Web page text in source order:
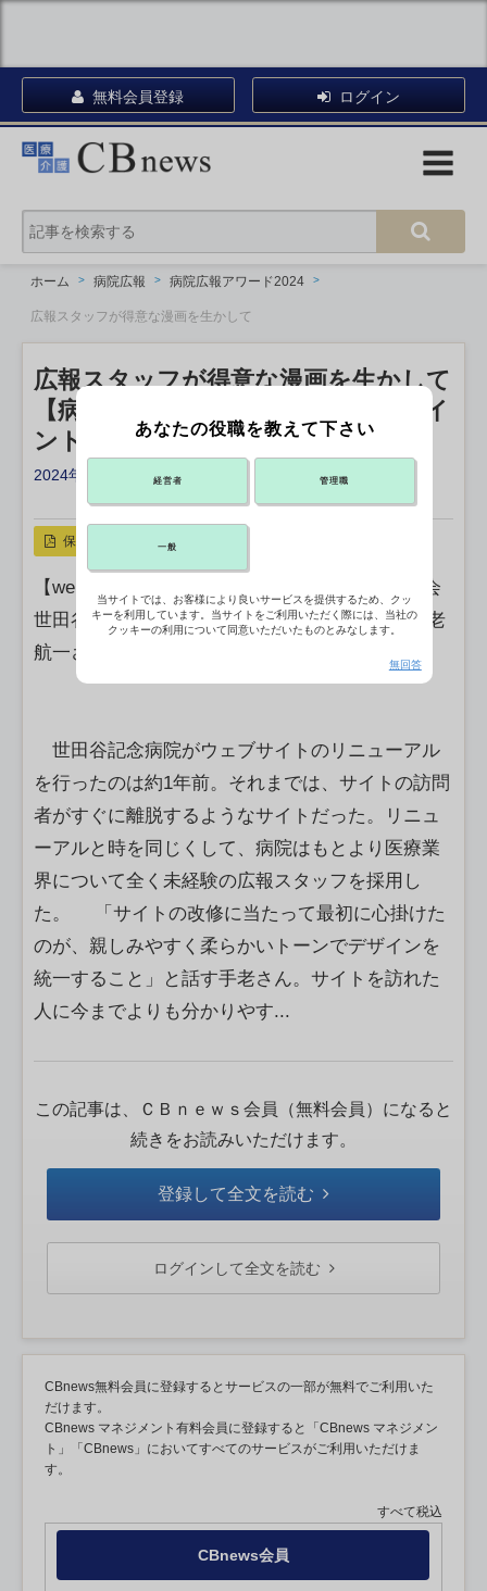
無料会員登録 ログイン
ホーム 病院広報 病院広報アワード2024
広報スタッフが得意な漫画を生かして
広報スタッフが得意な漫画を生かして
【病院広報アワード】離職率が20ポイ
ントも低下
2024年08月05日 10:00
X ポスト
保存
【webサイト部門】最優秀賞 医療法人平成博愛会
世田谷記念病院（東京都世田谷区） 事務長 手老
航一さん
世田谷記念病院がウェブサイトのリニューアル
を行ったのは約1年前。それまでは、サイトの訪問
者がすぐに離脱するようなサイトだった。リニュ
ーアルと時を同じくして、病院はもとより医療業
界について全く未経験の広報スタッフを採用し
た。 「サイトの改修に当たって最初に心掛けた
のが、親しみやすく柔らかいトーンでデザインを
統一すること」と話す手老さん。サイトを訪れた
人に今までよりも分かりやす...
この記事は、ＣＢｎｅｗｓ会員（無料会員）になると
続きをお読みいただけます。
登録して全文を読む
ログインして全文を読む
CBnews無料会員に登録するとサービスの一部が無料でご利用いた
だけます。
CBnews マネジメント有料会員に登録すると「CBnews マネジメン
ト」「CBnews」においてすべてのサービスがご利用いただけま
す。
すべて税込
CBnews会員
あなたの役職を教えて下さい
経営者 管理職
一般
当サイトでは、お客様により良いサービスを提供するため、クッ
キーを利用しています。当サイトをご利用いただく際には、当社の
クッキーの利用について同意いただいたものとみなします。
無回答